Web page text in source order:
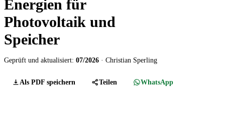
Energien für
Photovoltaik und
Speicher
Geprüft und aktualisiert: 07/2026 · Christian Sperling
Als PDF speichern Teilen WhatsApp